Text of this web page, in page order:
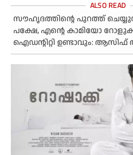
സൗഹൃദത്തിന്റെ പുറത്ത്
പക്ഷേ, എന്റെ കാമിയോ
ഐഡന്റിറ്റി ഉണ്ടാവും: ആസിഫ്